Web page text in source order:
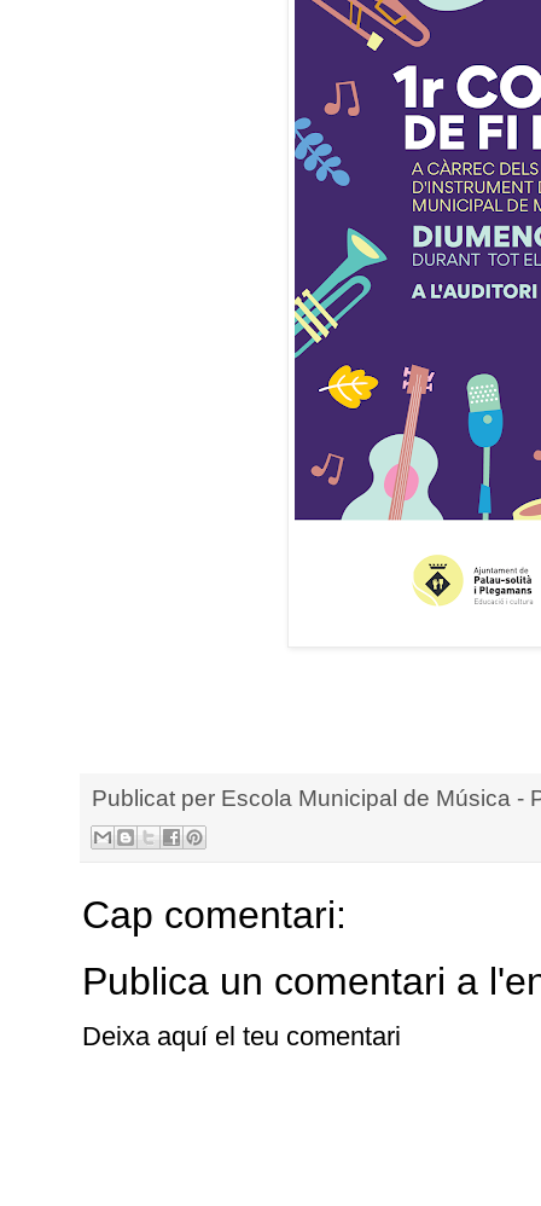
Publicat per Escola Municipal de Música -
Cap comentari:
Publica un comentari a
Deixa aquí el teu comentari